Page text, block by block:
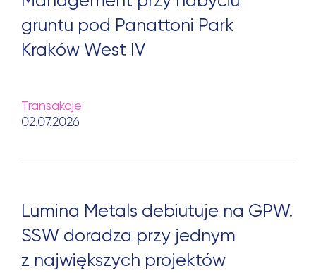
Szukaj:
gruntu pod Panattoni Park
Kraków West IV
Transakcje
02.07.2026
Lumina Metals debiutuje na GPW.
SSW doradza przy jednym
z największych projektów